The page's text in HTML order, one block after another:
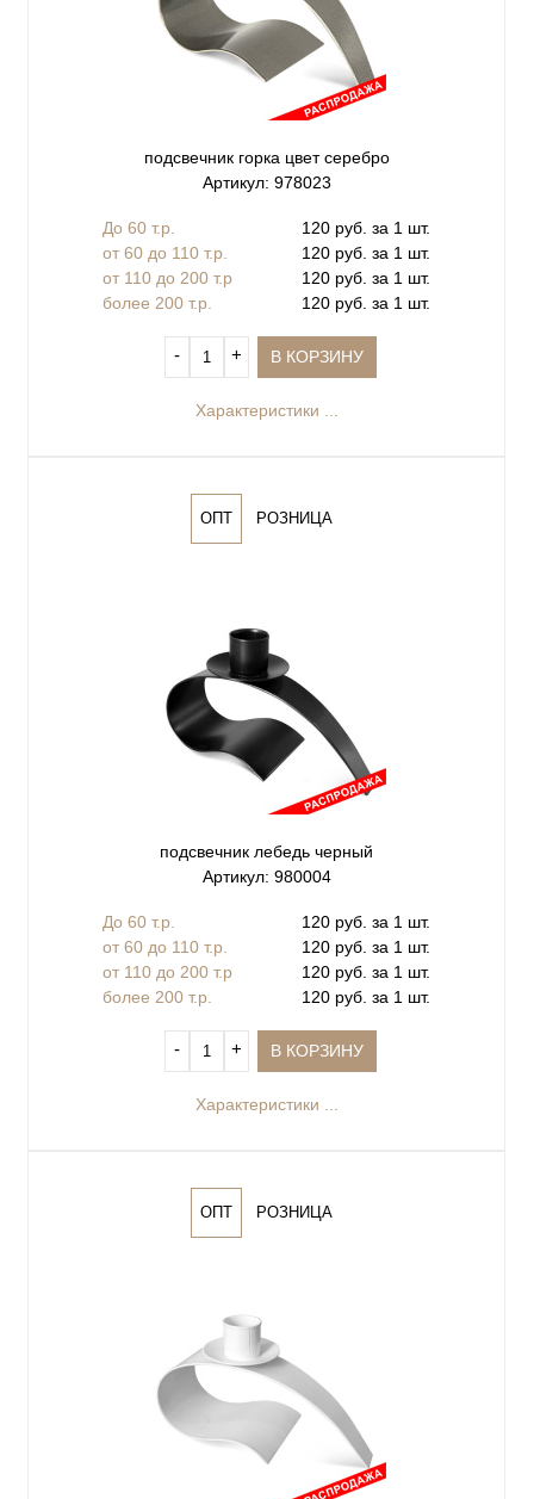
подсвечник горка цвет серебро
Артикул: 978023
До 60 т.р.
120 руб. за 1 шт.
от 60 до 110 т.р.
120 руб. за 1 шт.
от 110 до 200 т.р
120 руб. за 1 шт.
более 200 т.р.
120 руб. за 1 шт.
‐ + В КОРЗИНУ
Характеристики ...
ОПТ РОЗНИЦА
подсвечник лебедь черный
Артикул: 980004
До 60 т.р.
120 руб. за 1 шт.
от 60 до 110 т.р.
120 руб. за 1 шт.
от 110 до 200 т.р
120 руб. за 1 шт.
более 200 т.р.
120 руб. за 1 шт.
‐ + В КОРЗИНУ
Характеристики ...
ОПТ РОЗНИЦА